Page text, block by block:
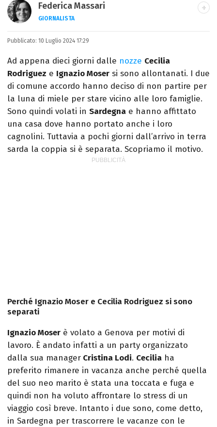
Federica Massari
GIORNALISTA
LINKEDIN
INSTAGRAM FACEBOOK
Giornalista nata nella città di Parthenope,
si definisce "madriletana". Da anni scrive
(per un numero imprecisato di testate) di
spettacoli e musica, TV e calcio.
Pubblicato: 10 Luglio 2024 17:29
Ad appena dieci giorni dalle nozze Cecilia
Rodriguez e Ignazio Moser si sono allontanati. I due
di comune accordo hanno deciso di non partire per
la luna di miele per stare vicino alle loro famiglie.
Sono quindi volati in Sardegna e hanno affittato
una casa dove hanno portato anche i loro
cagnolini. Tuttavia a pochi giorni dall’arrivo in terra
sarda la coppia si è separata. Scopriamo il motivo.
Perché Ignazio Moser e Cecilia Rodriguez si sono
separati
Ignazio Moser è volato a Genova per motivi di
lavoro. È andato infatti a un party organizzato
dalla sua manager Cristina Lodi. Cecilia ha
preferito rimanere in vacanza anche perché quella
del suo neo marito è stata una toccata e fuga e
quindi non ha voluto affrontare lo stress di un
viaggio così breve. Intanto i due sono, come detto,
in Sardegna per trascorrere le vacanze con le